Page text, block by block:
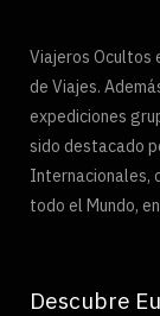
Viajeros Ocultos
de Viajes.
expediciones
sido destacado
Internacionales,
todo el Mundo,
Descubre